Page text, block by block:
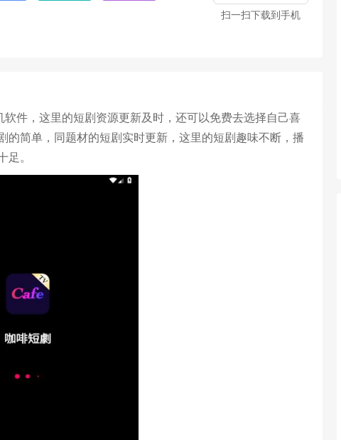
扫一扫下载到手机
件，这里的短剧资源更新及时，还可以免费去选择自己喜
简单，同题材的短剧实时更新，这里的短剧趣味不断，播
足。